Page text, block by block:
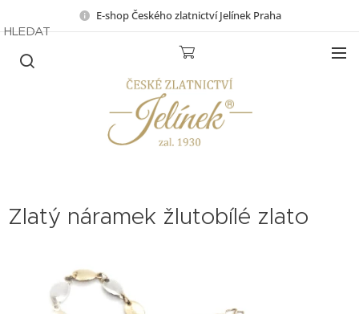
E-shop Českého zlatnictví Jelínek Praha
HLEDAT
Zlatý náramek žlutobílé zlato